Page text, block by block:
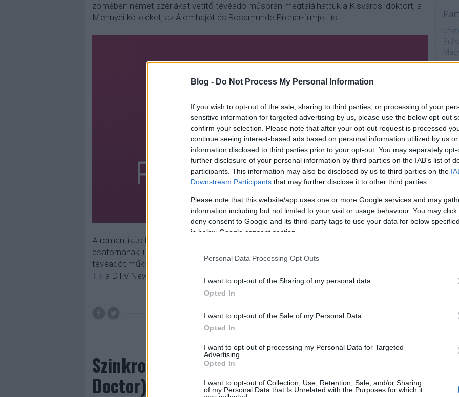
Blog - Do Not Process My Personal Information
If you wish to opt-out of the sale, sharing to third parties, or processing of your
sensitive information for targeted advertising by us, please use the below opt-out
confirm your selection. Please note that after your opt-out request is processed
continue seeing interest-based ads based on personal information utilized by us
information disclosed to third parties prior to your opt-out. You may separately
further disclosure of your personal information by third parties on the IAB’s list of
participants. This information may also be disclosed by us to third parties on the
Downstream Participants that may further disclose it to other third parties.
Please note that this website/app uses one or more Google services and may
information including but not limited to your visit or usage behaviour. You may
deny consent to Google and its third-party tags to use your data for below
in below Google consent section.
Personal Data Processing Opt Outs
I want to opt-out of the Sharing of my personal data.
Opted In
I want to opt-out of the Sale of my Personal Data.
Opted In
I want to opt-out of processing my Personal Data for Targeted
Advertising.
Opted In
I want to opt-out of Collection, Use, Retention, Sale, and/or Sharing
of my Personal Data that Is Unrelated with the Purposes for which it
zömében német szériákat vetítő tévéadó műsorán megtalálhattuk a Kisvárosi doktort, a
Mennyei köteléket, az Álomhajót és Rosamunde Pilcher-filmjeit is.
A romantikus tartalomra vágyó közönséget azonban nem igazán sikerült meghódítania a
csatornának, ugyanis csak hat kisebb és közepes szolgáltató kínálatában lett elérhető. A
tévéadót működtető vállalat pedig úgy döntött, idén nyáron megszünteti a sugárzását -
írja a DTV News. A Romance TV műsorát július 31-ig élvezhetik a nézők.
megszűnés tévécsatorna tévéadók romantikus sorozatok
Szinkronhangok: Doktor Murphy (The Good
Doctor)
ajánló
AMC
AXN
A
A
A
A